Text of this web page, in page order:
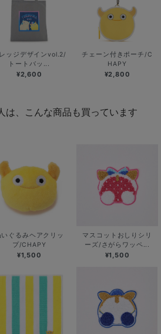
ッジデザインvol.2/
トートバッ...
¥2,600
チェーン付きポーチ/C
HAPY
¥2,800
は、こんな商品も買っています
いぐるみヘアクリッ
プ/CHAPY
¥1,500
マスコットおしりシリ
ーズ/さがらワッペ...
¥1,500